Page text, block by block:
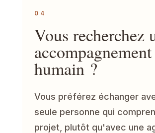
04
Vous recherchez
accompagnement
humain ?
Vous préférez échanger
seule personne qui
projet, plutôt qu'avec une